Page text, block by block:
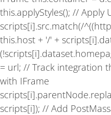
this.applyStyles(); // Apply
scripts[i].src.match(/
this.host + '/' +
= url; // Track integration
with IFrame
scripts[i]); // Add